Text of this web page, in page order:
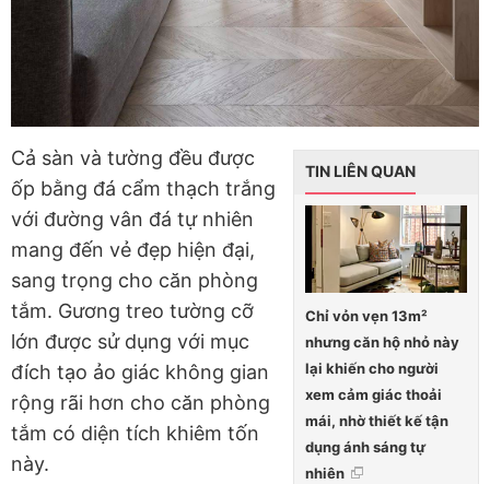
TIN LIÊN QUAN
Chỉ vỏn vẹn 13m²
nhưng căn hộ nhỏ này
lại khiến cho người
xem cảm giác thoải
mái, nhờ thiết kế tận
dụng ánh sáng tự
nhiên
Cả sàn và tường đều được
ốp bằng đá cẩm thạch trắng
với đường vân đá tự nhiên
mang đến vẻ đẹp hiện đại,
sang trọng cho căn phòng
tắm. Gương treo tường cỡ
lớn được sử dụng với mục
đích tạo ảo giác không gian
rộng rãi hơn cho căn phòng
tắm có diện tích khiêm tốn
này.